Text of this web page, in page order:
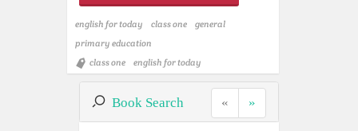
english for today class one
general
primary education
class one
english for today
Book Search « »